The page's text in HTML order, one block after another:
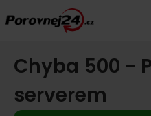
Chyba 500 -
serverem